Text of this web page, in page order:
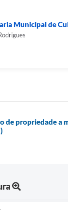
Municipal de
de propriedade a